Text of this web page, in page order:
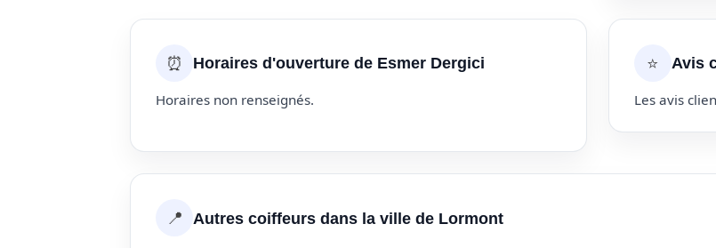
⏰ Horaires d'ouverture de Esmer Dergici
Horaires non renseignés.
⭐ Avis
Les avis
📍 Autres coiffeurs dans la ville de Lormont